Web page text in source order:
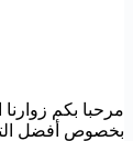
مرحبا بكم
بخصوص أفضل